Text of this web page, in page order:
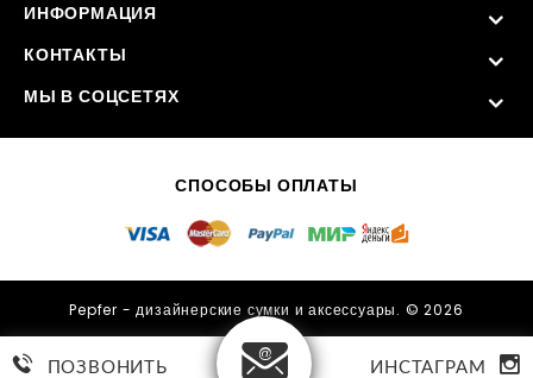
ИНФОРМАЦИЯ
КОНТАКТЫ
МЫ В СОЦСЕТЯХ
СПОСОБЫ ОПЛАТЫ
Pepfer - дизайнерские сумки и аксессуары. © 2026
ПОЗВОНИТЬ ИНСТАГРАМ